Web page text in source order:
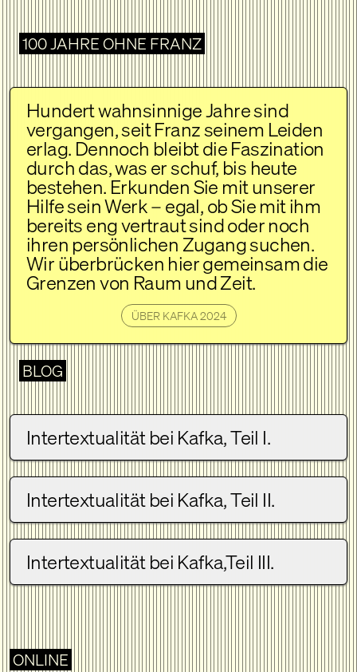
100 JAHRE OHNE FRANZ
Hundert wahnsinnige Jahre sind
vergangen, seit Franz seinem Leiden
erlag. Dennoch bleibt die Faszination
durch das, was er schuf, bis heute
bestehen. Erkunden Sie mit unserer
Hilfe sein Werk – egal, ob Sie mit ihm
bereits eng vertraut sind oder noch
ihren persönlichen Zugang suchen.
Wir überbrücken hier gemeinsam die
Grenzen von Raum und Zeit.
ÜBER KAFKA 2024
BLOG
Intertextualität bei Kafka, Teil I.
Intertextualität bei Kafka, Teil II.
Intertextualität bei Kafka,Teil III.
ONLINE